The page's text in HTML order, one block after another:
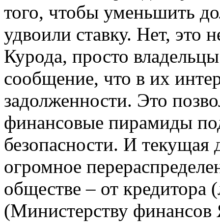
того, чтобы уменьшить
удвоили ставку. Нет, это
Курода, просто
сообщение, что в их
задолженности. Это
финансовые пирамиды
безопасности. И текущая
огромное
обществе – от
(Министерству